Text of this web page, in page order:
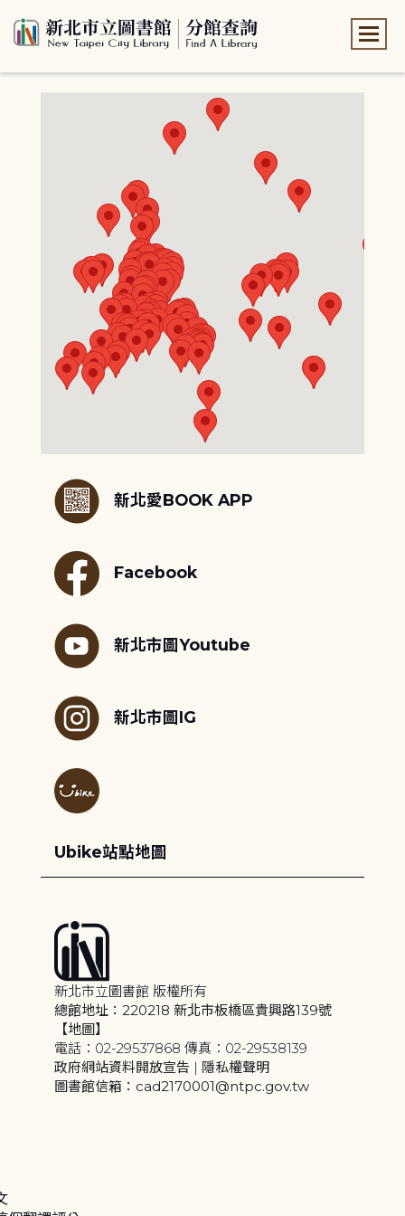
新北愛BOOK APP
Facebook
新北市圖Youtube
新北市圖IG
Ubike站點地圖
新北市立圖書館 版權所有
總館地址：220218 新北市板橋區貴興路139號
【地圖】
電話：02-29537868 傳真：02-29538139
政府網站資料開放宣告 | 隱私權聲明
圖書館信箱：cad2170001@ntpc.gov.tw